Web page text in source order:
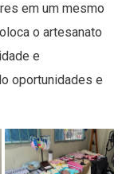
em um mesmo
o artesanato
e
oportunidades e